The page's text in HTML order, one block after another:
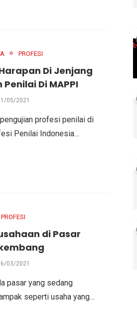
PROFESI
Di Jenjang
Di MAPPI
05/2021
profesi penilai di
Penilai Indonesia…
PROFESI
di Pasar
03/2021
pasar yang sedang
seperti usaha yang…